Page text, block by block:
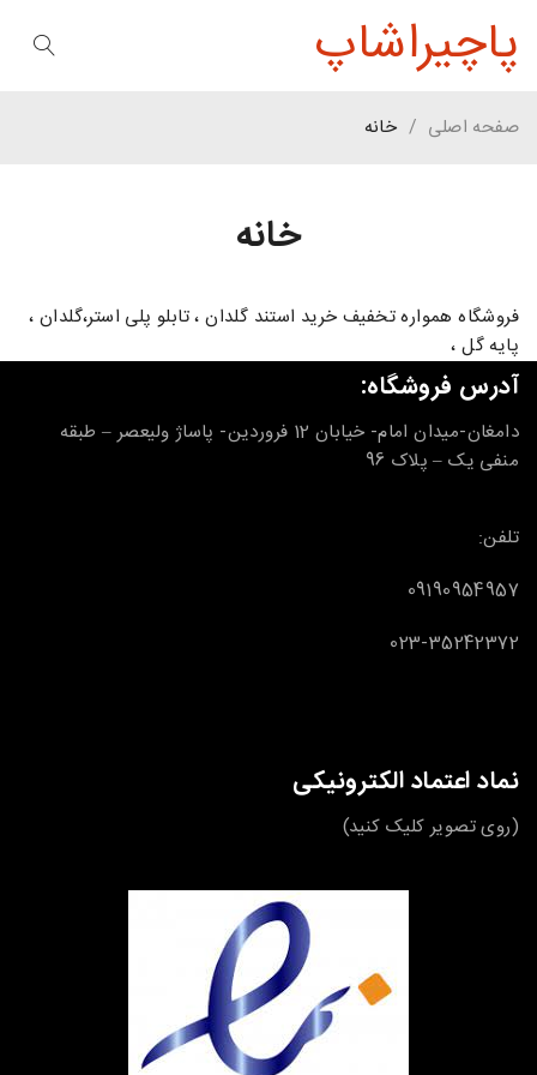
پاچیراشاپ
خانه
صفحه اصلی / خانه
فروشگاه همواره تخفیف خرید استند گلدان ، تابلو پلی استر،گلدان ،
پایه گل ،
آدرس فروشگاه:
دامغان-میدان امام- خیابان 12 فروردین- پاساژ ولیعصر – طبقه
منفی یک – پلاک 96
تلفن:
09190954957
023-35242372
نماد اعتماد الکترونیکی
(روی تصویر کلیک کنید)